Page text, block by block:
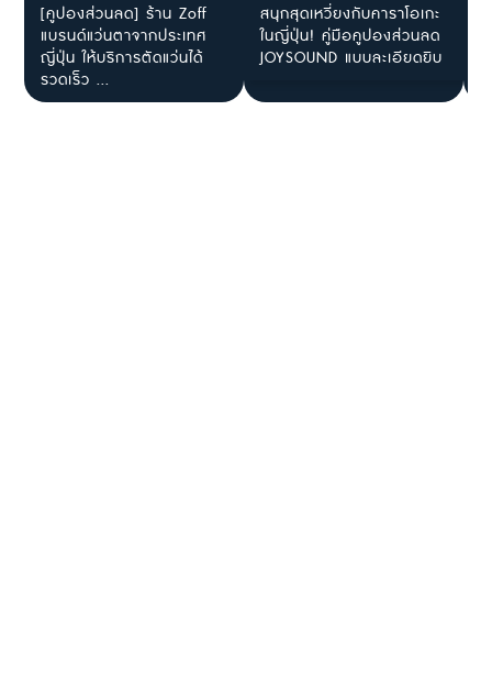
[คูปองส่วนลด] ร้าน Zoff
แบรนด์แว่นตาจากประเทศ
ญี่ปุ่น ให้บริการตัดแว่นได้
รวดเร็ว ...
สนุกสุดเหวี่ยงกับคาราโอเกะ
ในญี่ปุ่น! คู่มือคูปองส่วนลด
JOYSOUND แบบละเอียดยิบ